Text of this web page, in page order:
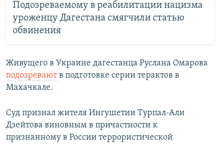
Подозреваемому в реабилитации нацизма
уроженцу Дагестана смягчили статью
обвинения
Живущего в Украине дагестанца Руслана Омарова
подозреваютв подготовке серии терактов в
Махачкале.
Суд признал жителя Ингушетии Турпал-Али
Дзейтова виновным в причастности к
признанному в России террористической